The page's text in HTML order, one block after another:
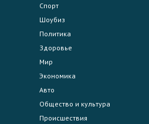
Спорт
Шоубиз
Политика
Здоровье
Мир
Экономика
Авто
Общество и культура
Происшествия